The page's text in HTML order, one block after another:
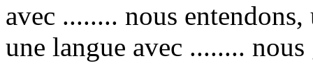
avec ........ nous
une langue avec ........